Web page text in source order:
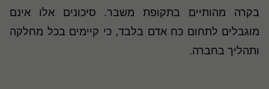
בקרה מהותיים בתקופת משבר. סיכונים אלו אינם
מוגבלים לתחום כח אדם בלבד, כי קיימים בכל מחלקה
ותהליך בחברה.